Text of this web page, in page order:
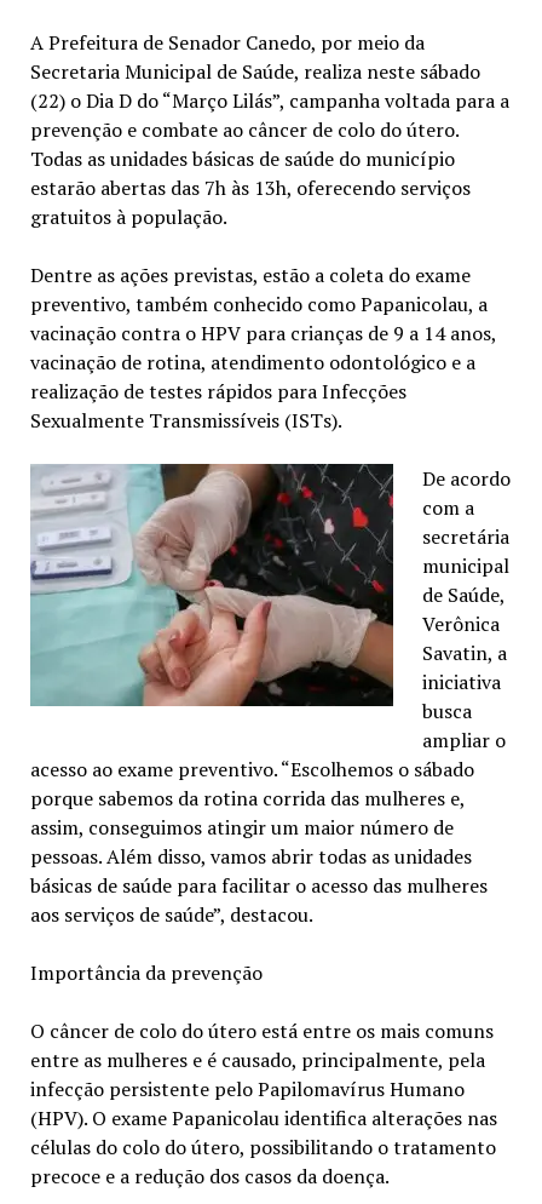
A Prefeitura de Senador Canedo, por meio da
Secretaria Municipal de Saúde, realiza neste sábado
(22) o Dia D do “Março Lilás”, campanha voltada para a
prevenção e combate ao câncer de colo do útero.
Todas as unidades básicas de saúde do município
estarão abertas das 7h às 13h, oferecendo serviços
gratuitos à população.
Dentre as ações previstas, estão a coleta do exame
preventivo, também conhecido como Papanicolau, a
vacinação contra o HPV para crianças de 9 a 14 anos,
vacinação de rotina, atendimento odontológico e a
realização de testes rápidos para Infecções
Sexualmente Transmissíveis (ISTs).
De acordo
com a
secretária
municipal
de Saúde,
Verônica
Savatin, a
iniciativa
busca
ampliar o
acesso ao exame preventivo. “Escolhemos o sábado
porque sabemos da rotina corrida das mulheres e,
assim, conseguimos atingir um maior número de
pessoas. Além disso, vamos abrir todas as unidades
básicas de saúde para facilitar o acesso das mulheres
aos serviços de saúde”, destacou.
Importância da prevenção
O câncer de colo do útero está entre os mais comuns
entre as mulheres e é causado, principalmente, pela
infecção persistente pelo Papilomavírus Humano
(HPV). O exame Papanicolau identifica alterações nas
células do colo do útero, possibilitando o tratamento
precoce e a redução dos casos da doença.